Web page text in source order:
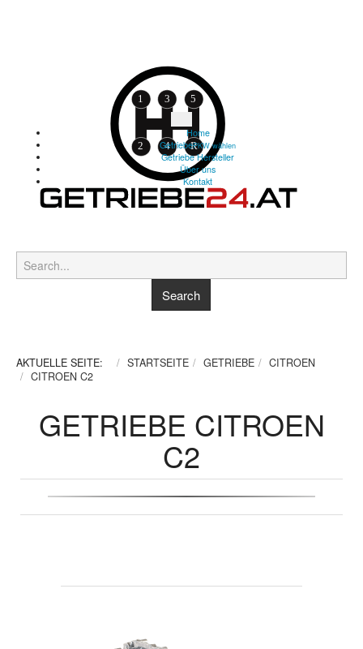
Home
GetriebePKW wählen
Getriebe Hersteller
Über uns
Kontakt
AKTUELLE SEITE: STARTSEITE GETRIEBE
CITROEN
CITROEN C2
GETRIEBE CITROEN
C2